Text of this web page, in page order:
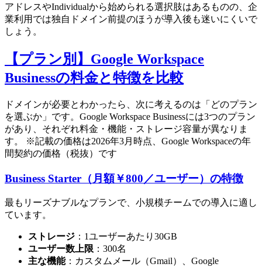
アドレスやIndividualから始められる選択肢はあるものの、企
業利用では独自ドメイン前提のほうが導入後も迷いにくいで
しょう。
【プラン別】Google Workspace
Businessの料金と特徴を比較
ドメインが必要とわかったら、次に考えるのは「どのプラン
を選ぶか」です。Google Workspace Businessには3つのプラン
があり、それぞれ料金・機能・ストレージ容量が異なりま
す。 ※記載の価格は2026年3月時点、Google Workspaceの年
間契約の価格（税抜）です
Business Starter（月額￥800／ユーザー）の特徴
最もリーズナブルなプランで、小規模チームでの導入に適し
ています。
ストレージ ：1ユーザーあたり30GB
ユーザー数上限 ：300名
主な機能：カスタムメール（Gmail）、Google